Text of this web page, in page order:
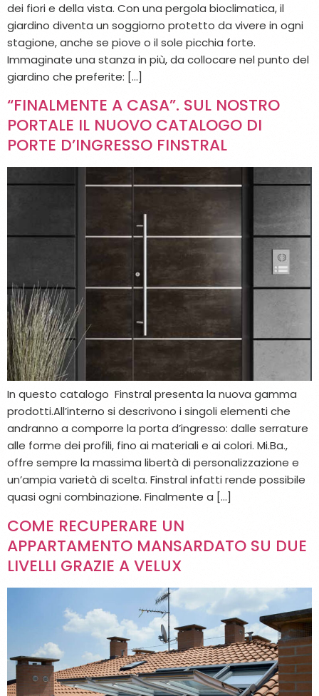
dei fiori e della vista. Con una pergola bioclimatica, il
giardino diventa un soggiorno protetto da vivere in ogni
stagione, anche se piove o il sole picchia forte.
Immaginate una stanza in più, da collocare nel punto del
giardino che preferite: […]
“FINALMENTE A CASA”. SUL NOSTRO
PORTALE IL NUOVO CATALOGO DI
PORTE D’INGRESSO FINSTRAL
In questo catalogo Finstral presenta la nuova gamma
prodotti.All’interno si descrivono i singoli elementi che
andranno a comporre la porta d’ingresso: dalle serrature
alle forme dei profili, fino ai materiali e ai colori. Mi.Ba.,
offre sempre la massima libertà di personalizzazione e
un’ampia varietà di scelta. Finstral infatti rende possibile
quasi ogni combinazione. Finalmente a […]
COME RECUPERARE UN
APPARTAMENTO MANSARDATO SU DUE
LIVELLI GRAZIE A VELUX